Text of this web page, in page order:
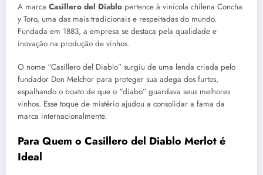
A marca Casillero del Diablo pertence à vinícola chilena Concha
y Toro, uma das mais tradicionais e respeitadas do mundo.
Fundada em 1883, a empresa se destaca pela qualidade e
inovação na produção de vinhos.
O nome “Casillero del Diablo” surgiu de uma lenda criada pelo
fundador Don Melchor para proteger sua adega dos furtos,
espalhando o boato de que o “diabo” guardava seus melhores
vinhos. Esse toque de mistério ajudou a consolidar a fama da
marca internacionalmente.
Para Quem o Casillero del Diablo Merlot é
Ideal